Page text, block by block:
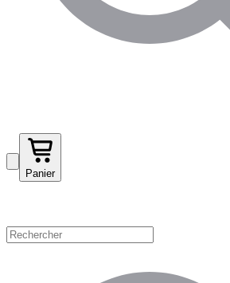
Panier